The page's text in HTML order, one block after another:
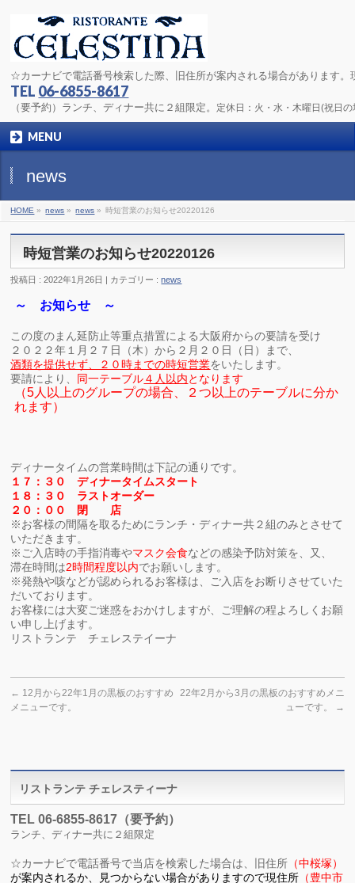
☆カーナビで電話番号検索した際、旧住所が案内される場合があります。
TEL 06-6855-8617
（要予約）ランチ、ディナー共に２組限定。 定休日：火・水・木曜日(祝日
MENU
news
HOME » news » news » 時短営業のお知らせ20220126
時短営業のお知らせ20220126
投稿日 : 2022年1月26日 カテゴリー :news
～ お知らせ ～
この度のまん延防止等重点措置による大阪府からの要請を受け
２０２２年１月２７日（木）から２月２０日（日）まで、
酒類を提供せず、２０時までの時短営業をいたします。
要請により、 同一テーブル４人以内となります
（5人以上のグループの場合、２つ以上のテーブルに分か
れます）
ディナータイムの営業時間は下記の通りです。
１７：３０ ディナータイムスタート
１８：３０ ラストオーダー
２０：００ 閉 店
※お客様の間隔を取るためにランチ・ディナー共２組のみとさせて
いただきます。
※ご入店時の手指消毒やマスク会食などの感染予防対策を、又、
滞在時間は2時間程度以内でお願いします。
※発熱や咳などが認められるお客様は、ご入店をお断りさせていた
だいております。
お客様には大変ご迷惑をおかけしますが、ご理解の程よろしくお願
い申し上げます。
リストランテ チェレステイーナ
← 12月から22年1月の黒板のおすすめ
メニューです。
22年2月から3月の黒板のおすすめメニ
ューです。
→
リストランテ チェレスティーナ
TEL 06-6855-8617（要予約）
ランチ、ディナー共に２組限定
☆カーナビで電話番号で当店を検索した場合は、旧住所 （中桜塚）
が案内されるか、見つからない場合がありますので現住所 （豊中市